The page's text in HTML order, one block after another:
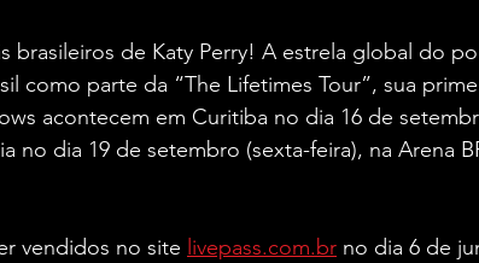
brasileiros de Katy Perry! A estrela global do
como parte da “The Lifetimes Tour”, sua
acontecem em Curitiba no dia 16 de
no dia 19 de setembro (sexta-feira), na Arena
vendidos no site livepass.com.br no dia 6 de